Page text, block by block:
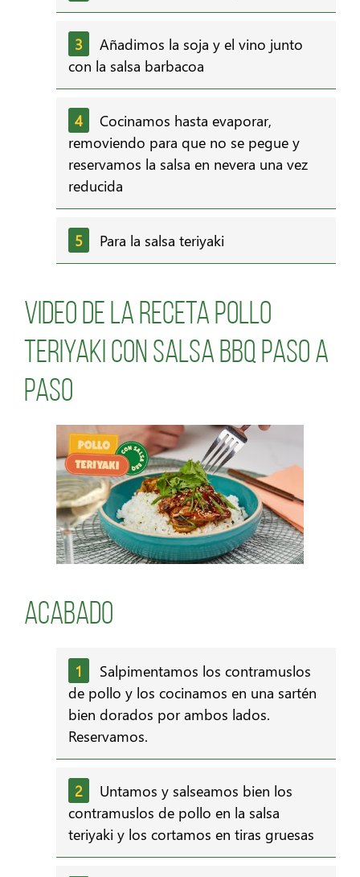
Añadimos la soja y el vino junto
con la salsa barbacoa
Cocinamos hasta evaporar,
removiendo para que no se pegue y
reservamos la salsa en nevera una vez
reducida
Para la salsa teriyaki
Video de la receta Pollo
Teriyaki con Salsa BBQ paso a
paso
Acabado
Salpimentamos los contramuslos
de pollo y los cocinamos en una sartén
bien dorados por ambos lados.
Reservamos.
Untamos y salseamos bien los
contramuslos de pollo en la salsa
teriyaki y los cortamos en tiras gruesas